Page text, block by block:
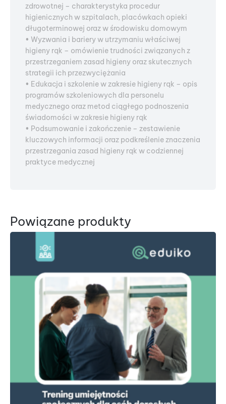
zdrowotnej – charakterystyka procedur
higienicznych w szpitalach, placówkach opieki
długoterminowej oraz w środowisku domowym
• Wyzwania i bariery w utrzymaniu właściwej
higieny rąk – omówienie trudności związanych z
przestrzeganiem zasad higieny oraz skutecznych
strategii ich przezwyciężania
• Edukacja i szkolenie w zakresie higieny rąk – opis
programów szkoleniowych dla personelu
medycznego oraz metod ciągłego podnoszenia
świadomości w zakresie higieny rąk
• Podsumowanie i zakończenie – zestawienie
kluczowych informacji oraz podkreślenie znaczenia
przestrzegania zasad higieny rąk w codziennej
praktyce medycznej
Powiązane produkty